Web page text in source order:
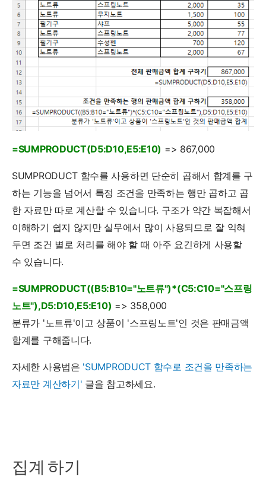
=SUMPRODUCT(D5:D10,E5:E10) => 867,000
SUMPRODUCT 함수를 사용하면 단순히 곱해서 합계를 구
하는 기능을 넘어서 특정 조건을 만족하는 행만 곱하고 곱
한 자료만 따로 계산할 수 있습니다. 구조가 약간 복잡해서
이해하기 쉽지 않지만 실무에서 많이 사용되므로 잘 익혀
두면 조건 별로 처리를 해야 할 때 아주 요긴하게 사용할
수 있습니다.
=SUMPRODUCT((B5:B10="노트류")*(C5:C10="스프링
노트"),D5:D10,E5:E10) => 358,000
분류가 '노트류'이고 상품이 '스프링노트'인 것은 판매금액
합계를 구해줍니다.
자세한 사용법은 'SUMPRODUCT 함수로 조건을 만족하는
자료만 계산하기' 글을 참고하세요.
집계 하기